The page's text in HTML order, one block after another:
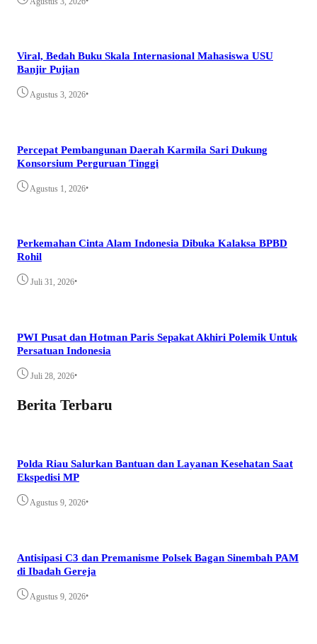
Viral, Bedah Buku Skala Internasional Mahasiswa USU
Banjir Pujian
Agustus 3, 2026•
Percepat Pembangunan Daerah Karmila Sari Dukung
Konsorsium Perguruan Tinggi
Agustus 1, 2026•
Perkemahan Cinta Alam Indonesia Dibuka Kalaksa BPBD
Rohil
Juli 31, 2026•
PWI Pusat dan Hotman Paris Sepakat Akhiri Polemik Untuk
Persatuan Indonesia
Juli 28, 2026•
Berita Terbaru
Polda Riau Salurkan Bantuan dan Layanan Kesehatan Saat
Ekspedisi MP
Agustus 9, 2026•
Antisipasi C3 dan Premanisme Polsek Bagan Sinembah PAM
di Ibadah Gereja
Agustus 9, 2026•